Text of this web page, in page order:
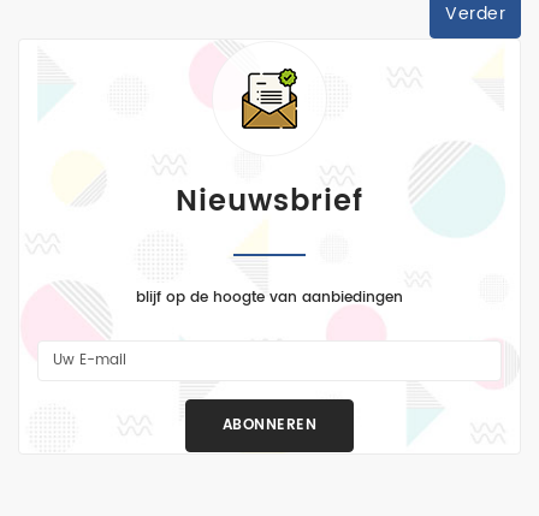
marine
Modeltreinen
Vaartuigen
Vliegtuigen
RC
Voertuigen
trucks
Verder
Nieuwsbrief
blijf op de hoogte van aanbiedingen
ABONNEREN